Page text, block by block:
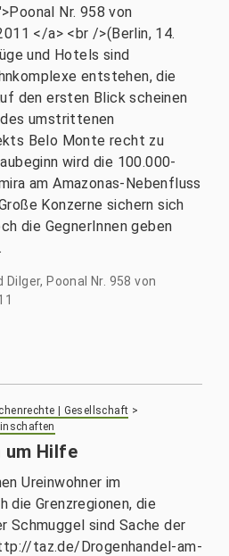
Nr. 958 von
</a> <br />(Berlin, 14.
und Hotels sind
entstehen, die
den ersten Blick scheinen
umstrittenen
Belo Monte recht zu
wird die 100.000-
am Amazonas-Nebenfluss
Konzerne sichern sich
die GegnerInnen geben
Dilger, Poonal Nr. 958 von
| Gesellschaft >
um Hilfe
Ureinwohner im
die Grenzregionen, die
Schmuggel sind Sache der
taz.de/Drogenhandel-am-